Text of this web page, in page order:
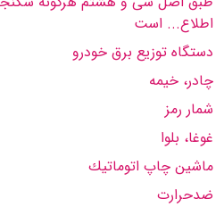
اطلاع... است
دستگاه توزیع برق خودرو
چادر، خیمه
شمار رمز
غوغا، بلوا
ماشین چاپ اتوماتیك
ضدحرارت